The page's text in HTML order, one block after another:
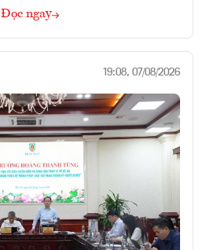
Đọc ngay
19:08, 07/08/2026